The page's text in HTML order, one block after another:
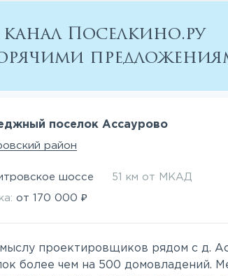
Поселкино.ру
поселок Ассаурово
район
шоссе 51 км от МКАД
от170 000 ₽
проектировщиков рядом с д.
более чем на 500 домовладений.